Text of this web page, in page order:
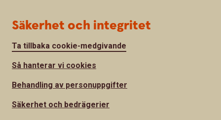
Säkerhet och integritet
Ta tillbaka cookie-medgivande
Så hanterar vi cookies
Behandling av personuppgifter
Säkerhet och bedrägerier